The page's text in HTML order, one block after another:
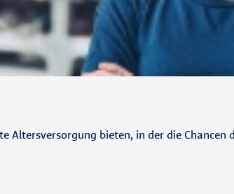
Altersversorgung bieten, in der die